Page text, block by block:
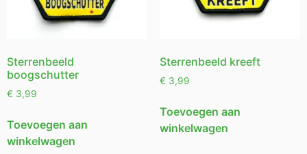
Sterrenbeeld
boogschutter
€ 3,99
Toevoegen aan
winkelwagen
Sterrenbeeld kreeft
€ 3,99
Toevoegen aan
winkelwagen